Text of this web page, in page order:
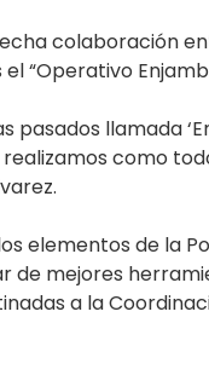
colaboración
“Operativo
pasados llamada
como
elementos de la
de mejores
a la